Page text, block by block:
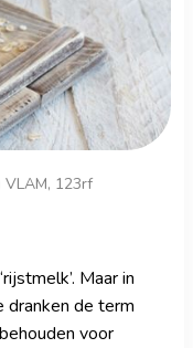
123rf
Maar in
dranken de term
voor